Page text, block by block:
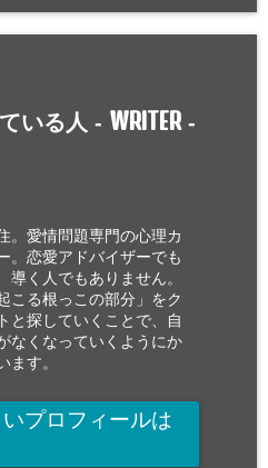
いる人 - WRITER-
。愛情問題専門の心理カ
。恋愛アドバイザーでも
導く人でもありません。
こる根っこの部分」をク
と探していくことで、自
なくなっていくようにか
ます。
プロフィールは